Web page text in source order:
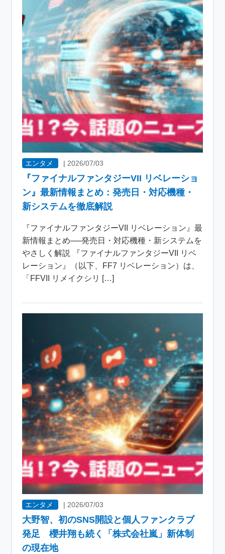
エンタメ | 2026/07/03
『ファイナルファンタジーVII リベレーショ
ン』最新情報まとめ：発売日・対応機種・
新システムを徹底解説
『ファイナルファンタジーVII リベレーション』最
新情報まとめ──発売日・対応機種・新システムを
やさしく解説 『ファイナルファンタジーVII リベ
レーション』（以下、FF7 リベレーション）は、
「FFVII リメイクシリ […]
エンタメ | 2026/07/03
大野智、初のSNS開設と個人ファンクラブ
発足 櫻井翔も続く「株式会社嵐」新体制
の現在地